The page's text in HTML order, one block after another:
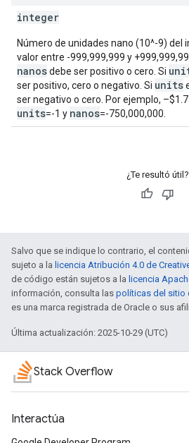
integer
Número de unidades nano (10^-9) del
valor entre -999,999,999 y
nanosdebe ser positivo o cero. Si
ser positivo, cero o negativo. Si units
ser negativo o cero. Por ejemplo,
units=-1 y nanos=-750,000,000.
¿Te resultó útil?
Salvo que se indique lo contrario, el
sujeto a la licencia Atribución 4.0 de
de código están sujetos a la licencia
información, consulta las políticas del sitio
es una marca registrada de Oracle o sus
Última actualización: 2025-10-29 (UTC)
Stack Overflow
Interactúa